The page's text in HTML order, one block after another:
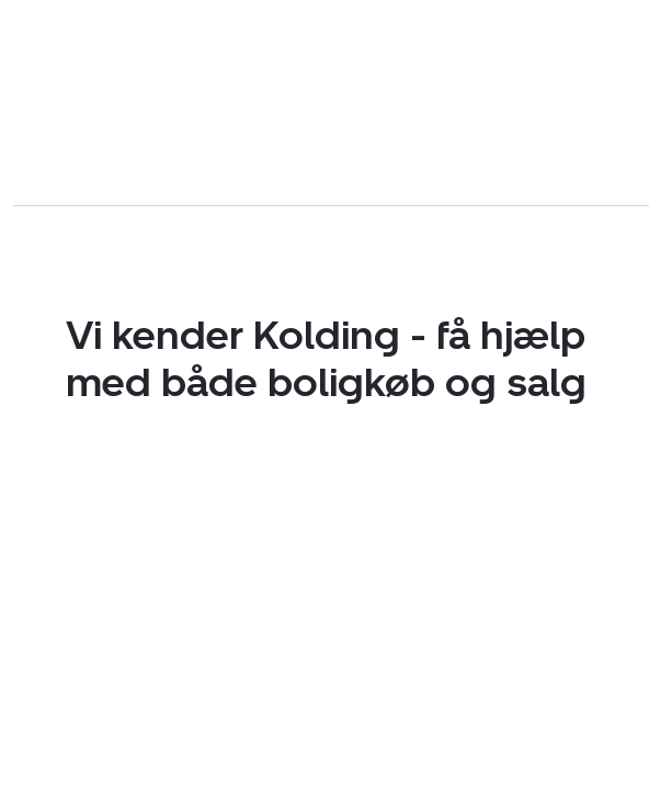
Vi kender Kolding - få hjælp
med både boligkøb og salg